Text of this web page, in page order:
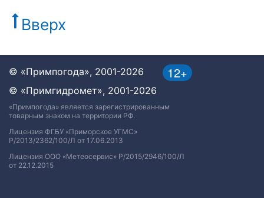
Вверх
12+
© «Примпогода», 2001-2026
© «Примгидромет», 2001-2026
«Примпогода» является зарегистрированным
товарным знаком на территории РФ.
Лицензия ФГБУ «Приморское УГМС»
Р/2013/2362/100/Л от 17.06.2013
Лицензия ООО «Метеосервис» Р/2015/2946/100/Л
от 22.12.2015